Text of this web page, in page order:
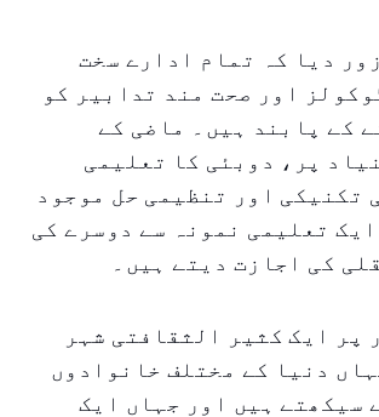
دیا کہ تمام ادارے سخت
اور صحت مند تدابیر کو
کے پابند ہیں۔ ماضی کے
پر، دوبئی کا تعلیمی
تکنیکی اور تنظیمی حل موجود
تعلیمی نمونہ سے دوسرے کی
کی اجازت دیتے ہیں۔
پر ایک کثیر الثقافتی شہر
دنیا کے مختلف خانوادوں
سیکھتے ہیں اور جہاں ایک